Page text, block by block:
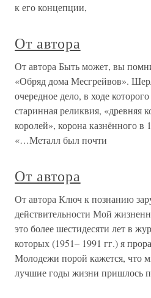
к его концепции,
От автора
От автора Быть может, вы
«Обряд дома Месгрейвов».
очередное дело, в ходе
старинная реликвия, «древняя
королей», корона казнённого в
«…Металл был почти
От автора
От автора Ключ к познанию
действительности Мой
это более шестидесяти лет в
которых (1951– 1991 гг.) я
Молодежи порой кажется, что
лучшие годы жизни пришлось